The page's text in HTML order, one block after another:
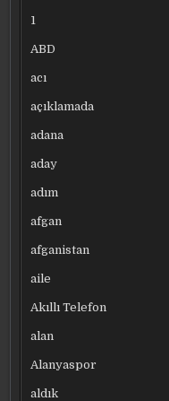
1
ABD
acı
açıklamada
adana
aday
adım
afgan
afganistan
aile
Akıllı Telefon
alan
Alanyaspor
aldık